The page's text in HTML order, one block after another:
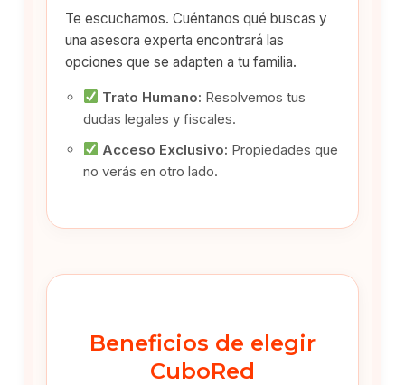
Te escuchamos. Cuéntanos qué buscas y
una asesora experta encontrará las
opciones que se adapten a tu familia.
Trato Humano: Resolvemos tus
dudas legales y fiscales.
Acceso Exclusivo: Propiedades que
no verás en otro lado.
Beneficios de elegir
CuboRed